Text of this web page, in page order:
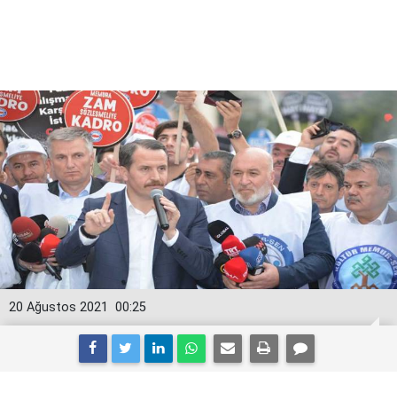
00:25
20 Ağustos 2021